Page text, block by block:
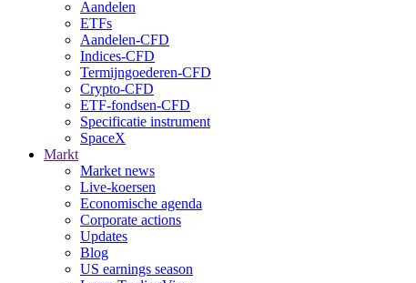
Aandelen
ETFs
Aandelen-CFD
Indices-CFD
Termijngoederen-CFD
Crypto-CFD
ETF-fondsen-CFD
Specificatie instrument
SpaceX
Markt
Market news
Live-koersen
Economische agenda
Corporate actions
Updates
Blog
US earnings season